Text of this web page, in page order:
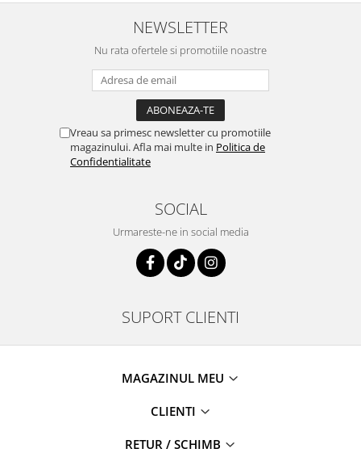
NEWSLETTER
Nu rata ofertele si promotiile noastre
Vreau sa primesc newsletter cu promotiile
magazinului. Afla mai multe in Politica de
Confidentialitate
SOCIAL
Urmareste-ne in social media
SUPORT CLIENTI
MAGAZINUL MEU
CLIENTI
RETUR / SCHIMB